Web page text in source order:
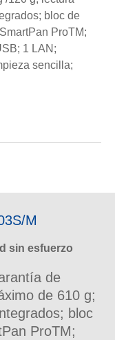
bloc de
ProTM;
1 LAN;
sencilla;
M
sin esfuerzo
de
de 610 g;
bloc
ProTM;